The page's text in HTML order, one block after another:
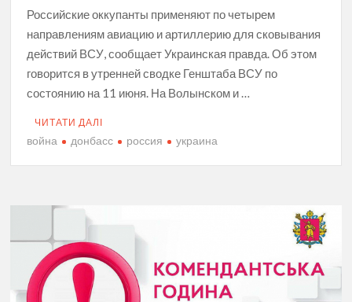
Российские оккупанты применяют по четырем
направлениям авиацию и артиллерию для сковывания
действий ВСУ, сообщает Украинская правда. Об этом
говорится в утренней сводке Генштаба ВСУ по
состоянию на 11 июня. На Волынском и …
ЧИТАТИ ДАЛІ
война донбасс россия украина